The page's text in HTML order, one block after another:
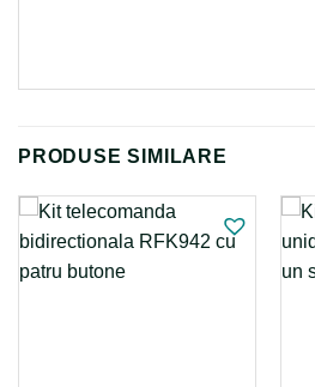
PRODUSE SIMILARE